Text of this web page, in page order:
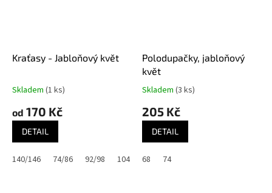
Kraťasy - Jabloňový květ
Skladem (1 ks)
od 170 Kč
DETAIL
140/146 74/86 92/98 104/110 128/134
Polodupačky, jabloňový
květ
Skladem (3 ks)
205 Kč
DETAIL
68 74